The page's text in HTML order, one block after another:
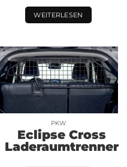
WEITERLESEN
PKW
Eclipse Cross
Laderaumtrenner